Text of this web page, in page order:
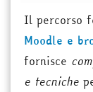
Il percorso
Moodle e
fornisce
e tecniche